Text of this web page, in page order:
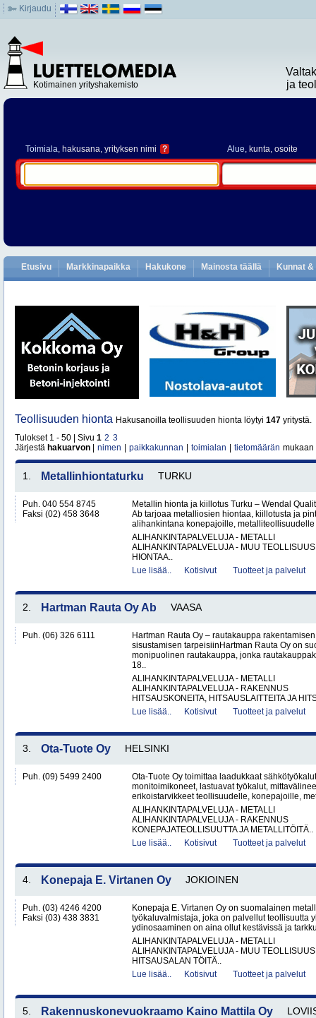
Kirjaudu
Kotimainen yrityshakemisto
ja
Toimiala, hakusana, yrityksen nimi ? Alue, kunta, osoite
Etusivu Markkinapaikka Hakukone Mainosta täällä Kunnat
Teollisuuden hionta Hakusanoilla teollisuuden hionta löytyi 147 yritystä.
Tulokset 1 - 50 | Sivu 1 2 3
Järjestä hakuarvon nimen paikkakunnan toimialan tietomäärän mukaan
1. Metallinhiontaturku TURKU
Puh. 040 554 8745
Faksi (02) 458 3648
Metallin hionta ja kiillotus Turku – Wendal
Ab tarjoaa metalliosien hiontaa, kiillotusta ja
alihankintana konepajoille, metalliteollisuudelle
ALIHANKINTAPALVELUJA - METALLI
ALIHANKINTAPALVELUJA - MUU TEOLLISUUS
HIONTAA..
Lue lisää..
Kotisivut Tuotteet ja palvelut
2. Hartman Rauta Oy Ab VAASA
Puh. (06) 326 6111
Hartman Rauta Oy – rautakauppa
sisustamisen tarpeisiinHartman Rauta Oy on
monipuolinen rautakauppa, jonka
18..
ALIHANKINTAPALVELUJA - METALLI
ALIHANKINTAPALVELUJA - RAKENNUS
HITSAUSKONEITA, HITSAUSLAITTEITA JA
Lue lisää..
Kotisivut Tuotteet ja palvelut
3. Ota-Tuote Oy HELSINKI
Puh. (09) 5499 2400
Ota-Tuote Oy toimittaa laadukkaat
monitoimikoneet, lastuavat työkalut,
erikoistarvikkeet teollisuudelle, konepajoille,
ALIHANKINTAPALVELUJA - METALLI
ALIHANKINTAPALVELUJA - RAKENNUS
KONEPAJATEOLLISUUTTA JA METALLITÖITÄ..
Lue lisää..
Kotisivut Tuotteet ja palvelut
4. Konepaja E. Virtanen Oy JOKIOINEN
Puh. (03) 4246 4200
Faksi (03) 438 3831
Konepaja E. Virtanen Oy on suomalainen
työkaluvalmistaja, joka on palvellut teollisuutta
ydinosaaminen on aina ollut kestävissä ja
ALIHANKINTAPALVELUJA - METALLI
ALIHANKINTAPALVELUJA - MUU TEOLLISUUS
HITSAUSALAN TÖITÄ..
Lue lisää..
Kotisivut Tuotteet ja palvelut
5. Rakennuskonevuokraamo Kaino Mattila Oy